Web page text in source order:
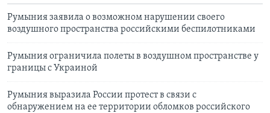
Румыния заявила о возможном нарушении своего
воздушного пространства российскими беспилотниками
Румыния ограничила полеты в воздушном пространстве у
границы с Украиной
Румыния выразила России протест в связи с
обнаружением на ее территории обломков российского